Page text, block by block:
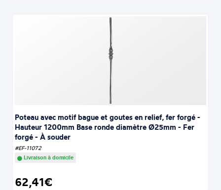
Poteau avec motif bague et goutes en relief, fer forgé -
Hauteur 1200mm Base ronde diamètre Ø25mm - Fer
forgé - À souder
#EF-11072
Livraison à domicile
62,41€